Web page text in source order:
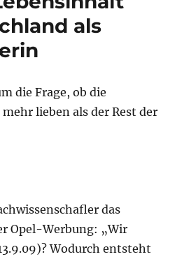
als
die Frage, ob die
lieben als der Rest der
das
Opel-Werbung: „Wir
Wodurch entsteht